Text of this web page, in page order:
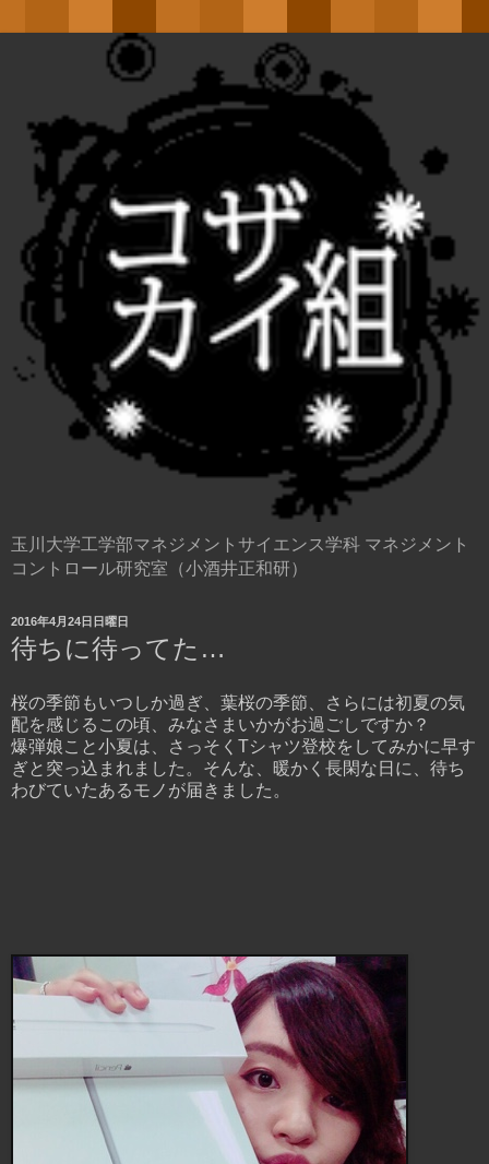
玉川大学工学部マネジメントサイエンス学科 マネジメント
コントロール研究室（小酒井正和研）
2016年4月24日日曜日
待ちに待ってた…
桜の季節もいつしか過ぎ、葉桜の季節、さらには初夏の気
配を感じるこの頃、みなさまいかがお過ごしですか？
爆弾娘こと小夏は、さっそくTシャツ登校をしてみかに早す
ぎと突っ込まれました。そんな、暖かく長閑な日に、待ち
わびていたあるモノが届きました。